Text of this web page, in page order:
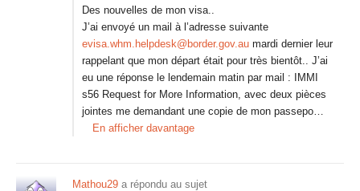
Des nouvelles de mon visa..
J’ai envoyé un mail à l’adresse suivante
evisa.whm.helpdesk@border.gov.au mardi dernier leur
rappelant que mon départ était pour très bientôt.. J’ai
eu une réponse le lendemain matin par mail : IMMI
s56 Request for More Information, avec deux pièces
jointes me demandant une copie de mon passepo…
En afficher davantage
Mathou29 a répondu au sujet